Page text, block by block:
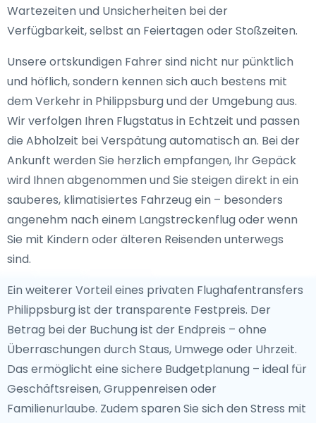
Wartezeiten und Unsicherheiten bei der
Verfügbarkeit, selbst an Feiertagen oder Stoßzeiten.
Unsere ortskundigen Fahrer sind nicht nur pünktlich
und höflich, sondern kennen sich auch bestens mit
dem Verkehr in Philippsburg und der Umgebung aus.
Wir verfolgen Ihren Flugstatus in Echtzeit und passen
die Abholzeit bei Verspätung automatisch an. Bei der
Ankunft werden Sie herzlich empfangen, Ihr Gepäck
wird Ihnen abgenommen und Sie steigen direkt in ein
sauberes, klimatisiertes Fahrzeug ein – besonders
angenehm nach einem Langstreckenflug oder wenn
Sie mit Kindern oder älteren Reisenden unterwegs
sind.
Ein weiterer Vorteil eines privaten Flughafentransfers
Philippsburg ist der transparente Festpreis. Der
Betrag bei der Buchung ist der Endpreis – ohne
Überraschungen durch Staus, Umwege oder Uhrzeit.
Das ermöglicht eine sichere Budgetplanung – ideal für
Geschäftsreisen, Gruppenreisen oder
Familienurlaube. Zudem sparen Sie sich den Stress mit